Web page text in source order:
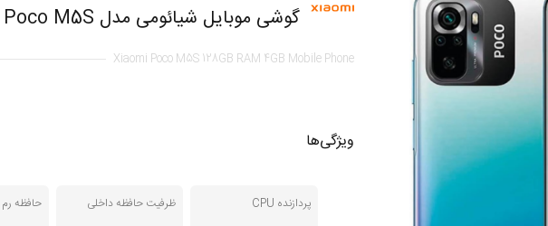
گوشی موبایل شیائومی مدل Poco M5S ظرفیت 128 گیگابایت رم 4 گیگابایت
Xiaomi Poco M5S 128GB RAM 4GB Mobile Phone
ویژگی‌ها
پردازنده CPU
ظرفیت حافظه داخلی
حافظه رم RAM